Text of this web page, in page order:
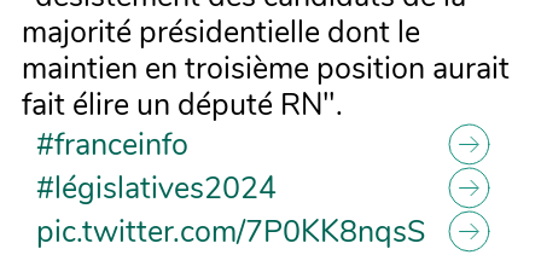
majorité présidentielle dont le
maintien en troisième position aurait
fait élire un député RN".
#franceinfo
#législatives2024
pic.twitter.com/7P0KK8nqsS